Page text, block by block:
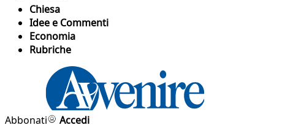
Chiesa
Idee e Commenti
Economia
Rubriche
Abbonati
Accedi